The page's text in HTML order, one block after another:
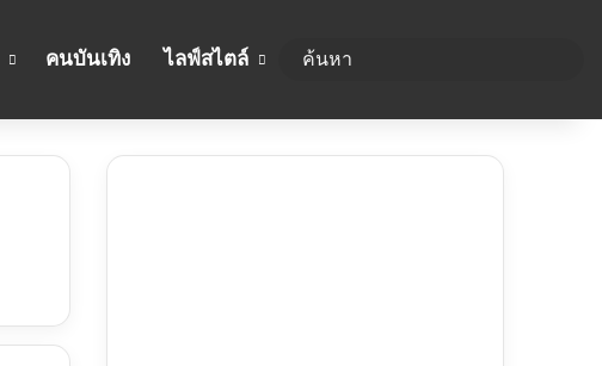
คนบันเทิง ไลฟ์สไตล์